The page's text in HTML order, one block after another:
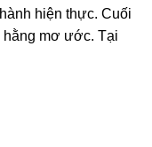
hiện thực. Cuối
mơ ước. Tại